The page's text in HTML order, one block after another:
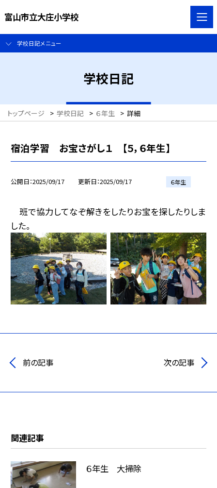
富山市立大庄小学校
学校日記メニュー
学校日記
トップページ > 学校日記 > ６年生 > 詳細
宿泊学習 お宝さがし１ 【５，６年生】
公開日 2025/09/17 更新日 2025/09/17 ６年生
班で協力してなぞ解きをしたりお宝を探したりしま
した。
前の記事 次の記事
関連記事
６年生 大掃除